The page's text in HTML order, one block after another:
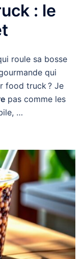
: le
roule sa bosse
qui
food truck ? Je
pas comme les
…